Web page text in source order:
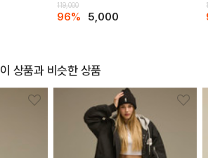
119,000
96% 5,000
이 상품과 비슷한 상품